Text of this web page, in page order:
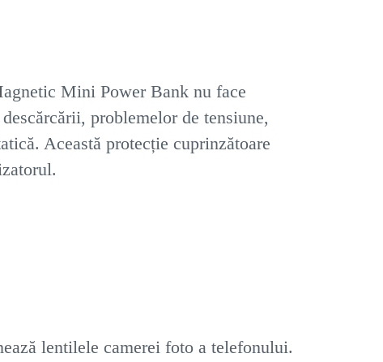
Mini Power Bank nu face
problemelor de tensiune,
Această protecție cuprinzătoare
lentilele camerei foto a telefonului.